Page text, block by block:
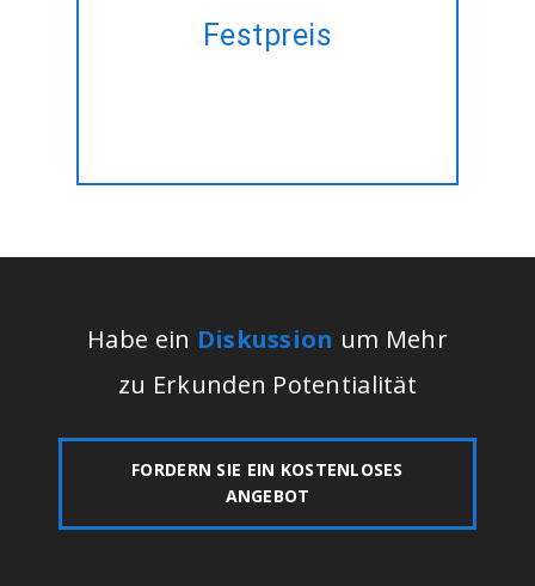
Festpreis
aber keine Zeit zu verwalten?
Lassen Sie uns das für Sie zum
Habe ein Diskussion um Mehr
zu Erkunden Potentialität
FORDERN SIE EIN KOSTENLOSES
ANGEBOT